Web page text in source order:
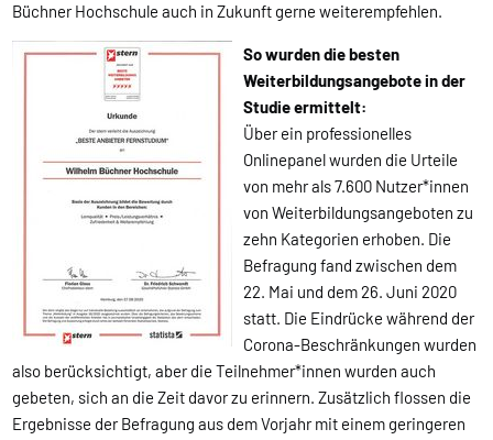
Büchner Hochschule auch in Zukunft gerne weiterempfehlen.
So wurden die besten
Weiterbildungsangebote in der
Studie ermittelt:
Über ein professionelles
Onlinepanel wurden die Urteile
von mehr als 7.600 Nutzer*innen
von Weiterbildungsangeboten zu
zehn Kategorien erhoben. Die
Befragung fand zwischen dem
22. Mai und dem 26. Juni 2020
statt. Die Eindrücke während der
Corona-Beschränkungen wurden
also berücksichtigt, aber die Teilnehmer*innen wurden auch
gebeten, sich an die Zeit davor zu erinnern. Zusätzlich flossen die
Ergebnisse der Befragung aus dem Vorjahr mit einem geringeren